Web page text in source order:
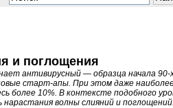
и поглощения
антивирусный — образца начала 90-
старт-апы. При этом даже
более 10%. В контексте подобного
волны слияний и поглощений.